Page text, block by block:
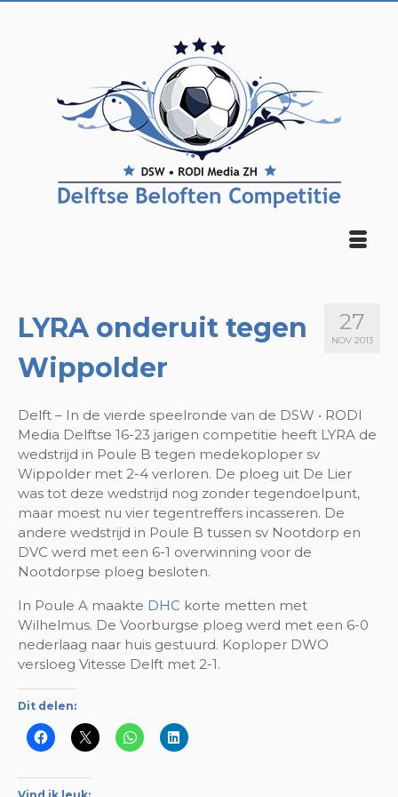
27
NOV 2013
LYRA onderuit tegen
Wippolder
Delft – In de vierde speelronde van de DSW • RODI
Media Delftse 16-23 jarigen competitie heeft LYRA de
wedstrijd in Poule B tegen medekoploper sv
Wippolder met 2-4 verloren. De ploeg uit De Lier
was tot deze wedstrijd nog zonder tegendoelpunt,
maar moest nu vier tegentreffers incasseren. De
andere wedstrijd in Poule B tussen sv Nootdorp en
DVC werd met een 6-1 overwinning voor de
Nootdorpse ploeg besloten.
In Poule A maakte DHC korte metten met
Wilhelmus. De Voorburgse ploeg werd met een 6-0
nederlaag naar huis gestuurd. Koploper DWO
versloeg Vitesse Delft met 2-1.
Dit delen: